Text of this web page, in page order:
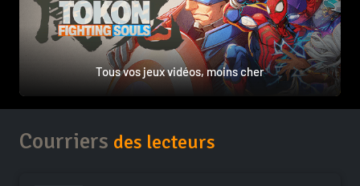
Tous vos jeux vidéos, moins cher
Courriers des lecteurs